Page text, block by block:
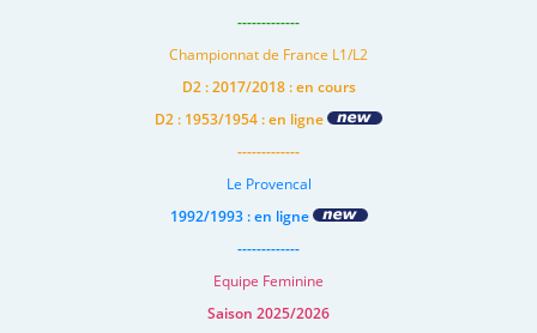
-------------
Championnat de France L1/L2
D2 : 2017/2018 : en cours
D2 : 1953/1954 : en ligne
-------------
Le Provencal
1992/1993 : en ligne
-------------
Equipe Feminine
Saison 2025/2026